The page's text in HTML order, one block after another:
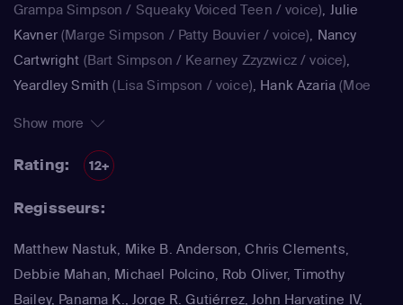
Grampa Simpson / Squeaky Voiced Teen / voice), Julie
Kavner(Marge Simpson / Patty Bouvier / voice), Nancy
Cartwright (Bart Simpson / Kearney Zzyzwicz / voice),
Yeardley Smith (Lisa Simpson / voice), Hank Azaria (Moe
Castellaneta(Homer Simpson / Kodos)
(Bart Simpson)
Houten / Clancy Wiggum / Snake Jailbird / Maximilian von
(Marge Simpson / Patty Bouvier / Selma
Show more
Rating: 12+
Regisseurs:
Matthew Nastuk, Mike B. Anderson, Chris Clements,
Debbie Mahan, Michael Polcino, Rob Oliver, Timothy
Bailey, Panama K., Jorge R. Gutiérrez, John Harvatine IV,